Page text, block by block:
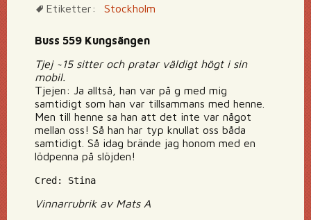
Etiketter:
Stockholm
Buss 559 Kungsängen
Tjej ~15 sitter och pratar väldigt högt i sin
mobil.
Tjejen: Ja alltså, han var på g med mig
samtidigt som han var tillsammans med henne.
Men till henne sa han att det inte var något
mellan oss! Så han har typ knullat oss båda
samtidigt. Så idag brände jag honom med en
lödpenna på slöjden!
Cred: Stina
Vinnarrubrik av Mats A